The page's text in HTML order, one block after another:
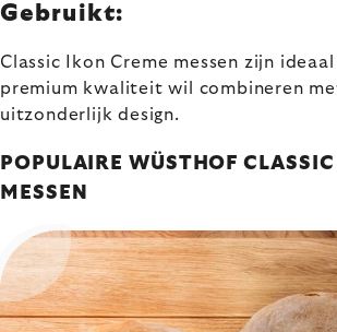
Gebruikt:
Classic Ikon Creme messen zijn
premium kwaliteit wil combineren
uitzonderlijk design.
POPULAIRE WÜSTHOF
MESSEN